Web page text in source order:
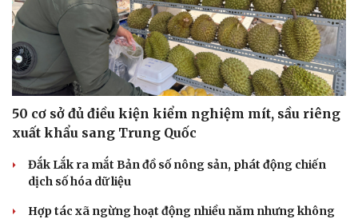
Văn hóa
Sân khấu - Điện ảnh
Văn học
Âm nhạc
Di sản
Giải trí
Nghệ sĩ
Thời trang
Sao Việt
50 cơ sở đủ điều kiện kiểm nghiệm mít, sầu riêng
xuất khẩu sang Trung Quốc
Đắk Lắk ra mắt Bản đồ số nông sản, phát động chiến
dịch số hóa dữ liệu
Hợp tác xã ngừng hoạt động nhiều năm nhưng không